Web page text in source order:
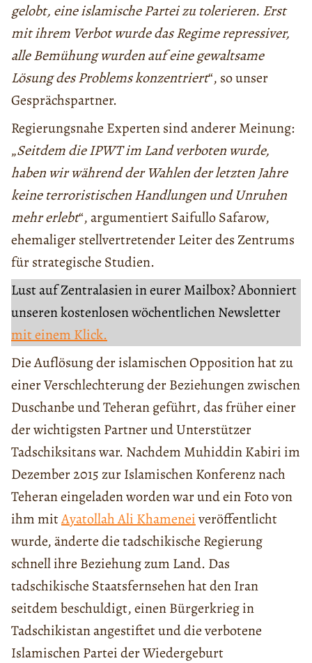
gelobt, eine islamische Partei zu tolerieren. Erst
mit ihrem Verbot wurde das Regime repressiver,
alle Bemühung wurden auf eine gewaltsame
Lösung des Problems konzentriert“, so unser
Gesprächspartner.
Regierungsnahe Experten sind anderer Meinung:
„Seitdem die IPWT im Land verboten wurde,
haben wir während der Wahlen der letzten Jahre
keine terroristischen Handlungen und Unruhen
mehr erlebt“, argumentiert Saifullo Safarow,
ehemaliger stellvertretender Leiter des Zentrums
für strategische Studien.
Lust auf Zentralasien in eurer Mailbox? Abonniert
unseren kostenlosen wöchentlichen Newsletter
mit einem Klick.
Die Auflösung der islamischen Opposition hat zu
einer Verschlechterung der Beziehungen zwischen
Duschanbe und Teheran geführt, das früher einer
der wichtigsten Partner und Unterstützer
Tadschiksitans war. Nachdem Muhiddin Kabiri im
Dezember 2015 zur Islamischen Konferenz nach
Teheran eingeladen worden war und ein Foto von
ihm mitAyatollah Ali Khameneiveröffentlicht
wurde, änderte die tadschikische Regierung
schnell ihre Beziehung zum Land. Das
tadschikische Staatsfernsehen hat den Iran
seitdem beschuldigt, einen Bürgerkrieg in
Tadschikistan angestiftet und die verbotene
Islamischen Partei der Wiedergeburt